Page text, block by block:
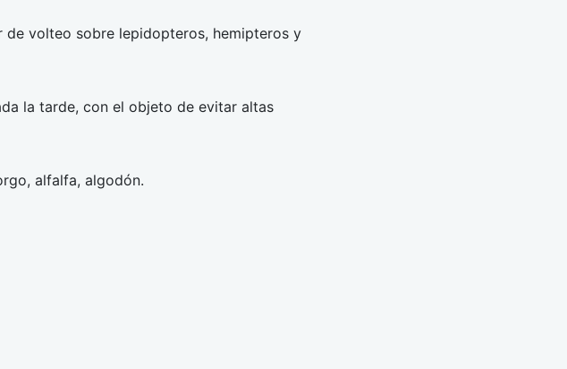
volteo sobre lepidopteros, hemipteros y
la tarde, con el objeto de evitar altas
alfalfa, algodón.